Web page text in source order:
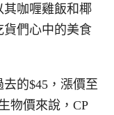
咖喱雞飯和椰
們心中的美食
的$45，漲價至
物價來說，CP